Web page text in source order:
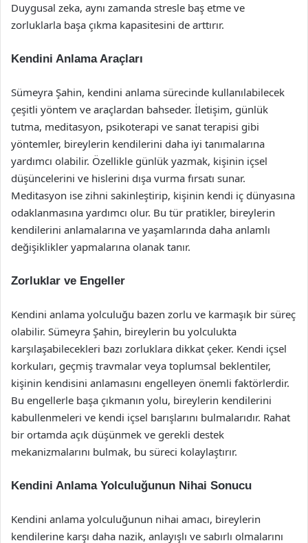
Duygusal zeka, aynı zamanda stresle baş etme ve
zorluklarla başa çıkma kapasitesini de arttırır.
Kendini Anlama Araçları
Sümeyra Şahin, kendini anlama sürecinde kullanılabilecek
çeşitli yöntem ve araçlardan bahseder. İletişim, günlük
tutma, meditasyon, psikoterapi ve sanat terapisi gibi
yöntemler, bireylerin kendilerini daha iyi tanımalarına
yardımcı olabilir. Özellikle günlük yazmak, kişinin içsel
düşüncelerini ve hislerini dışa vurma fırsatı sunar.
Meditasyon ise zihni sakinleştirip, kişinin kendi iç dünyasına
odaklanmasına yardımcı olur. Bu tür pratikler, bireylerin
kendilerini anlamalarına ve yaşamlarında daha anlamlı
değişiklikler yapmalarına olanak tanır.
Zorluklar ve Engeller
Kendini anlama yolculuğu bazen zorlu ve karmaşık bir süreç
olabilir. Sümeyra Şahin, bireylerin bu yolculukta
karşılaşabilecekleri bazı zorluklara dikkat çeker. Kendi içsel
korkuları, geçmiş travmalar veya toplumsal beklentiler,
kişinin kendisini anlamasını engelleyen önemli faktörlerdir.
Bu engellerle başa çıkmanın yolu, bireylerin kendilerini
kabullenmeleri ve kendi içsel barışlarını bulmalarıdır. Rahat
bir ortamda açık düşünmek ve gerekli destek
mekanizmalarını bulmak, bu süreci kolaylaştırır.
Kendini Anlama Yolculuğunun Nihai Sonucu
Kendini anlama yolculuğunun nihai amacı, bireylerin
kendilerine karşı daha nazik, anlayışlı ve sabırlı olmalarını